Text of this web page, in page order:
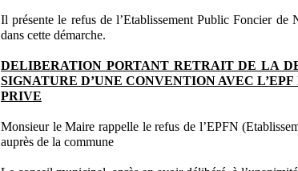
Il présente le refus de l’Etablissement Public Foncier de
dans cette démarche.
DELIBERATION PORTANT RETRAIT DE LA
SIGNATURE D’UNE CONVENTION AVEC
PRIVE
Monsieur le Maire rappelle le refus de l’EPFN
auprès de la commune